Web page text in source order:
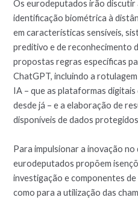
Os eurodeputados irão discutir
identificação biométrica à
em características sensíveis,
preditivo e de reconhecimento
propostas regras específicas
ChatGPT, incluindo a
IA – que as plataformas
desde já – e a elaboração de
disponíveis de dados
Para impulsionar a inovação no
eurodeputados propõem
investigação e componentes
como para a utilização das